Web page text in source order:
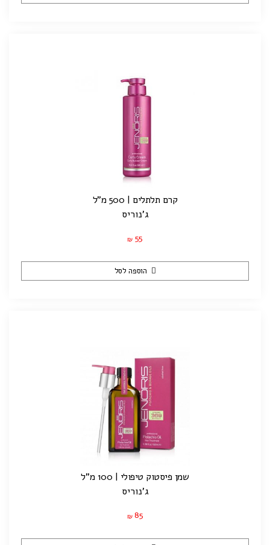
קרם תלתלים | 500 מ"ל
ג'נוריס
₪ 55
הוספה לסל
שמן פיסטוק טיפולי | 100 מ"ל
ג'נוריס
₪ 85